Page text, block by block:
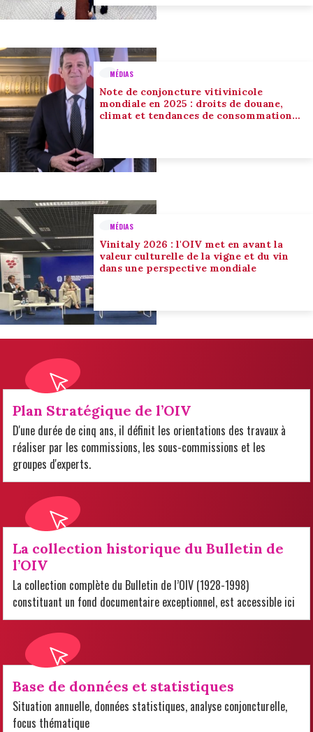
MÉDIAS
Note de conjoncture vitivinicole
mondiale en 2025 : droits de douane,
climat et tendances de consommation
MÉDIAS
Vinitaly 2026 : l'OIV met en avant la
valeur culturelle de la vigne et du vin
dans une perspective mondiale
Plan Stratégique de l’OIV
D'une durée de cinq ans, il définit les orientations des travaux à
réaliser par les commissions, les sous-commissions et les
groupes d'experts.
La collection historique du Bulletin de
l’OIV
La collection complète du Bulletin de l’OIV (1928-1998)
constituant un fond documentaire exceptionnel, est accessible ici
Base de données et statistiques
Situation annuelle, données statistiques, analyse conjoncturelle,
focus thématique